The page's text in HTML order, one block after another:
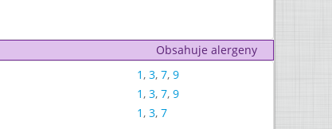
Obsahuje alergeny
1, 3, 7, 9
1, 3, 7, 9
1, 3, 7